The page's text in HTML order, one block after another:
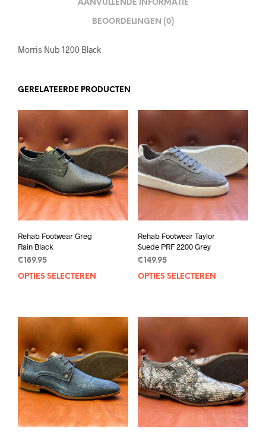
AANVULLENDE INFORMATIE
BEOORDELINGEN (0)
Morris Nub 1200 Black
GERELATEERDE PRODUCTEN
Rehab Footwear Greg
Rain Black
€ 189.95
OPTIES SELECTEREN
Dit
meerdere
variaties.
Deze
optie
kan
gekozen
worden
op
productpagina
Rehab Footwear Taylor
Suede PRF 2200 Grey
€ 149.95
OPTIES SELECTEREN
op
de